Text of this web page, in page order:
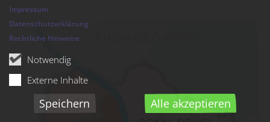
Notwendig
Externe Inhalte
Speichern Alle akzeptieren
Impressum
Datenschutzerklärung
Rechtliche Hinweise